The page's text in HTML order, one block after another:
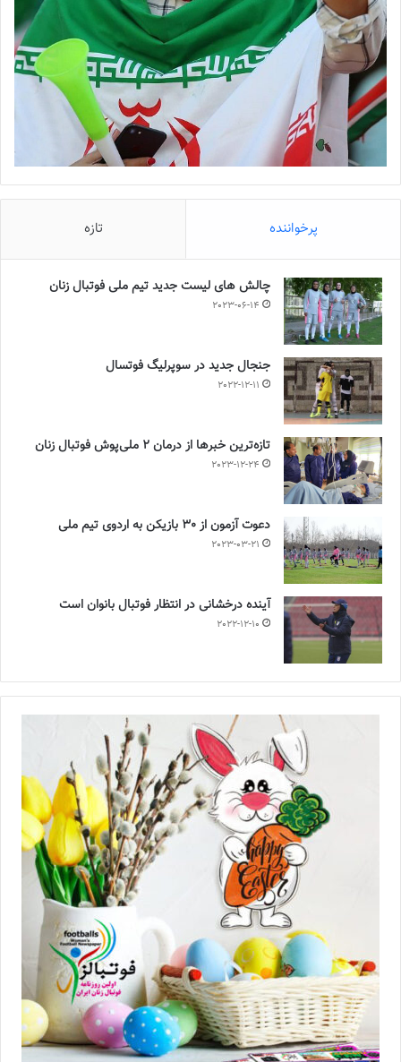
پرخواننده تازه
چالش هاى ليست جدید تيم ملى فوتبال زنان
2023-06-14
جنجال جدید در سوپرلیگ فوتسال
2022-12-11
تازه‌ترین خبرها از درمان ۲ ملی‌پوش فوتبال زنان
2023-12-24
دعوت آزمون از 30 بازیکن به اردوی تیم ملی
2023-03-21
آینده درخشانی در انتظار فوتبال بانوان است
2022-12-10